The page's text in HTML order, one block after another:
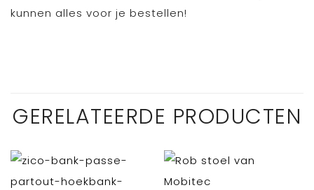
kunnen alles voor je bestellen!
GERELATEERDE PRODUCTEN